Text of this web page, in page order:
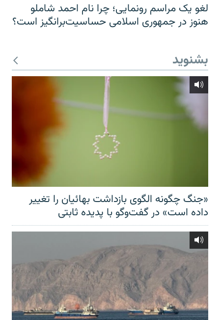
لغو یک مراسم رونمایی؛ چرا نام احمد شاملو
هنوز در جمهوری اسلامی حساسیت‌برانگیز است؟
بشنوید
«جنگ چگونه الگوی بازداشت بهائیان را تغییر
داده است» در گفت‌وگو با پدیده ثابتی